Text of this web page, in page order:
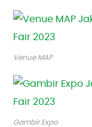
Venue MAP
Gambir Expo